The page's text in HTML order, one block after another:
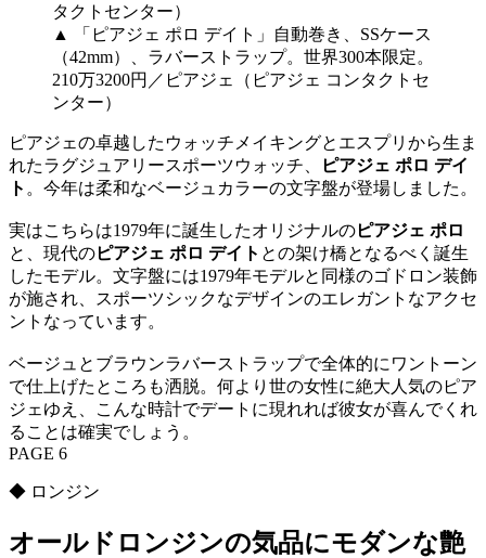
▲ 「ピアジェ ポロ デイト」自動巻き、SSケース
（42mm）、ラバーストラップ。世界300本限定。
210万3200円／ピアジェ（ピアジェ コンタクトセ
ンター）
ピアジェの卓越したウォッチメイキングとエスプリから生ま
れたラグジュアリースポーツウォッチ、
ピアジェ ポロ デイ
ト 。今年は柔和なベージュカラーの文字盤が登場しました。
実はこちらは1979年に誕生したオリジナルのピアジェ ポロ
と、現代のピアジェ ポロ デイト との架け橋となるべく誕生
したモデル。文字盤には1979年モデルと同様のゴドロン装飾
が施され、スポーツシックなデザインのエレガントなアクセ
ントなっています。
ベージュとブラウンラバーストラップで全体的にワントーン
で仕上げたところも洒脱。何より世の女性に絶大人気のピア
ジェゆえ、こんな時計でデートに現れれば彼女が喜んでくれ
ることは確実でしょう。
PAGE 6
◆ ロンジン
オールドロンジンの気品にモダンな艶